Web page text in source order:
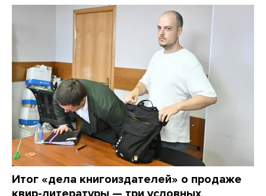
Итог «дела книгоиздателей» о продаже